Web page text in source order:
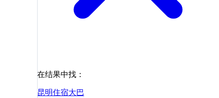
在结果中找：
昆明住宿大巴